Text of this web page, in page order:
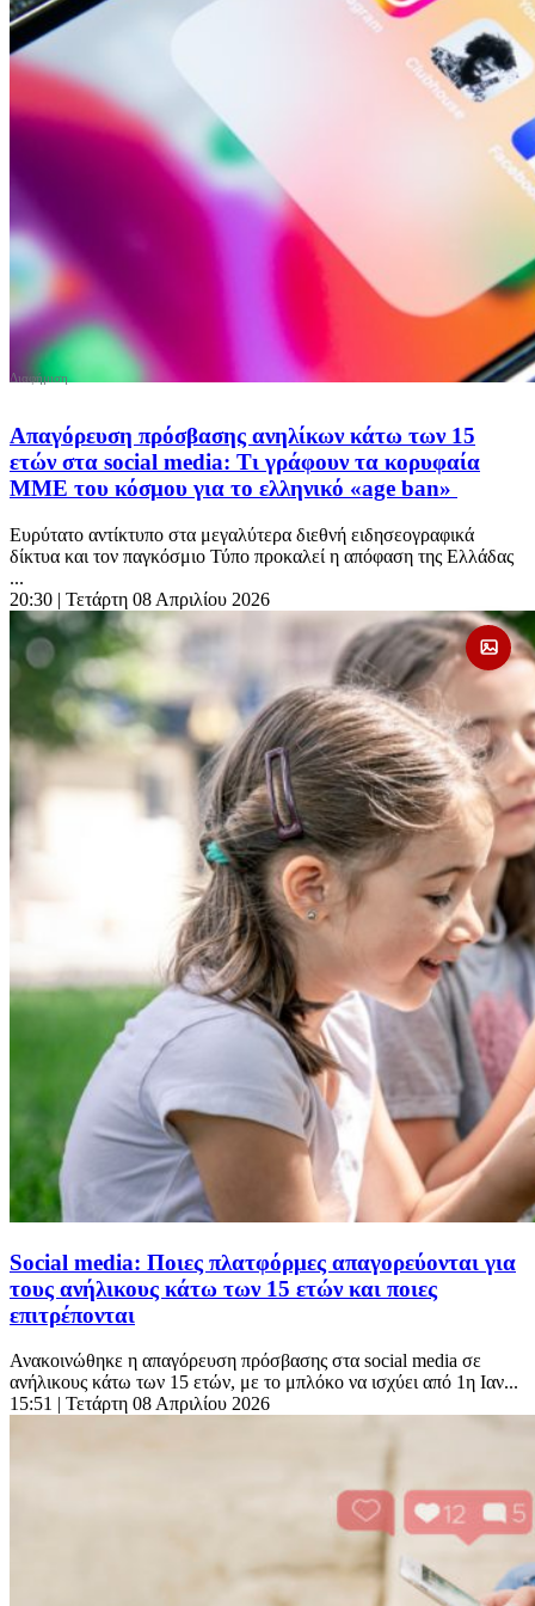
Απαγόρευση πρόσβασης ανηλίκων κάτω των 15
ετών στα social media: Τι γράφουν τα κορυφαία
ΜΜΕ του κόσμου για το ελληνικό «age ban»
Ευρύτατο αντίκτυπο στα μεγαλύτερα διεθνή ειδησεογραφικά
δίκτυα και τον παγκόσμιο Τύπο προκαλεί η απόφαση της Ελλάδας
...
20:30 | Τετάρτη 08 Απριλίου 2026
Social media: Ποιες πλατφόρμες απαγορεύονται για
τους ανήλικους κάτω των 15 ετών και ποιες
επιτρέπονται
Ανακοινώθηκε η απαγόρευση πρόσβασης στα social media σε
ανήλικους κάτω των 15 ετών, με το μπλόκο να ισχύει από 1η Ιαν...
15:51 | Τετάρτη 08 Απριλίου 2026